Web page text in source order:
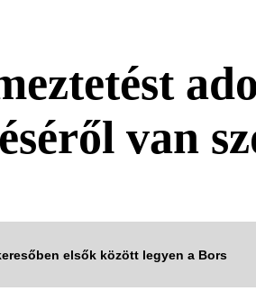
van
elsők között legyen a Bors